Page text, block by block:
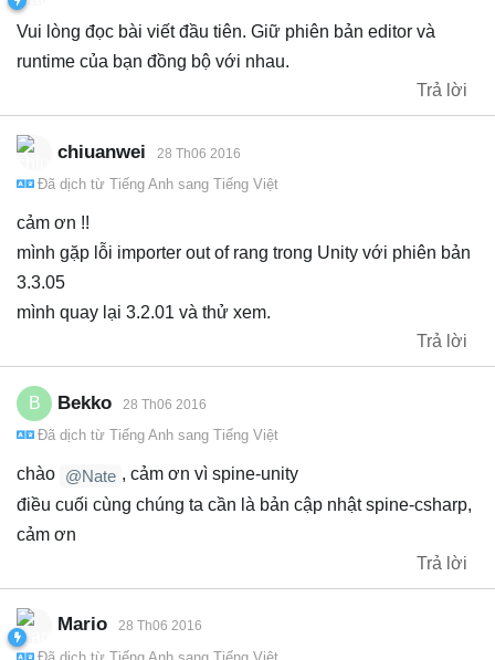
Vui lòng đọc bài viết đầu tiên. Giữ phiên bản editor và
runtime của bạn đồng bộ với nhau.
Trả lời
chiuanwei 28 Th06 2016
Đã dịch từ Tiếng Anh sang Tiếng Việt
cảm ơn !!
mình gặp lỗi importer out of rang trong Unity với phiên bản
3.3.05
mình quay lại 3.2.01 và thử xem.
Trả lời
B Bekko 28 Th06 2016
Đã dịch từ Tiếng Anh sang Tiếng Việt
chào @Nate , cảm ơn vì spine-unity
điều cuối cùng chúng ta cần là bản cập nhật spine-csharp,
cảm ơn
Trả lời
Mario 28 Th06 2016